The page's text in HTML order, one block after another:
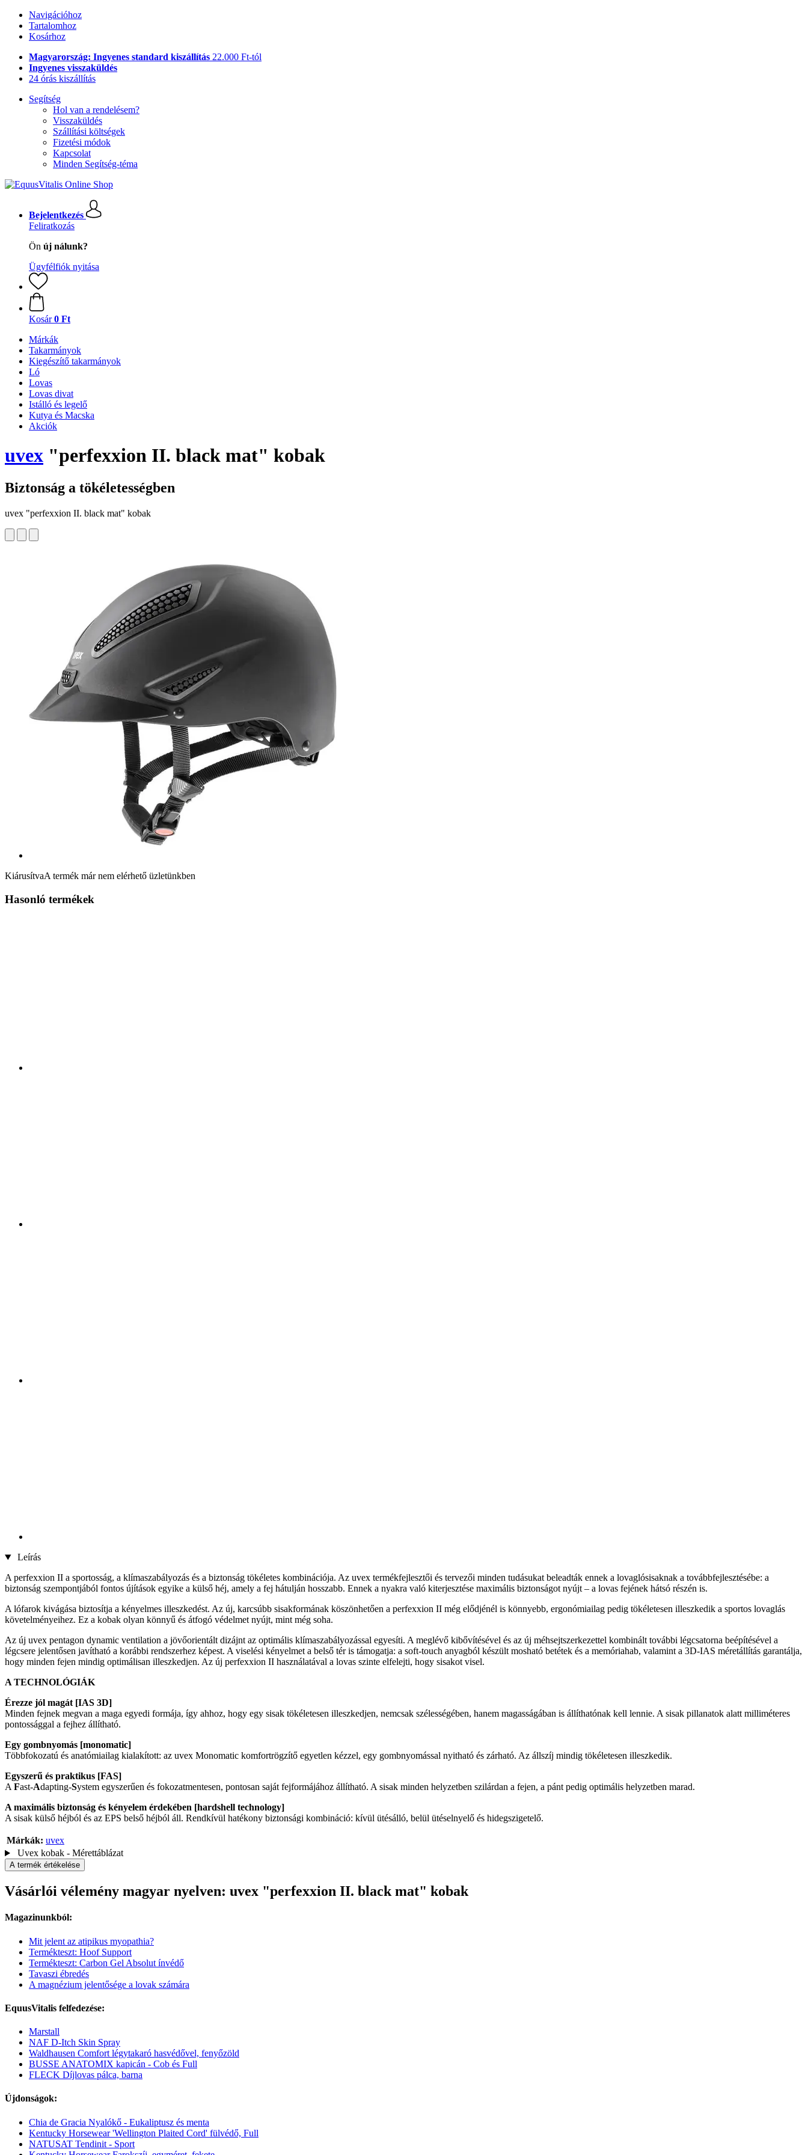
Navigációhoz
Tartalomhoz
Kosárhoz
Magyarország: Ingyenes standard kiszállítás 22.000 Ft-tól
Ingyenes visszaküldés
24 órás kiszállítás
Segítség
Hol van a rendelésem?
Visszaküldés
Szállítási költségek
Fizetési módok
Kapcsolat
Minden Segítség-téma
Bejelentkezés
Feliratkozás
Ön új nálunk?
Ügyfélfiók nyitása
Kosár 0 Ft
Márkák
Takarmányok
Kiegészítő takarmányok
Ló
Lovas
Lovas divat
Istálló és legelő
Kutya és Macska
Akciók
uvex "perfexxion II. black mat" kobak
Biztonság a tökéletességben
uvex "perfexxion II. black mat" kobak
KiárusítvaA termék már nem elérhető üzletünkben
Hasonló termékek
Leírás
A perfexxion II a sportosság, a klímaszabályozás és a biztonság tökéletes kombinációja. Az uvex termékfejlesztői és tervezői minden tudásukat beleadták ennek a lovaglósisaknak a továbbfejlesztésébe: a
biztonság szempontjából fontos újítások egyike a külső héj, amely a fej hátulján hosszabb. Ennek a nyakra való kiterjesztése maximális biztonságot nyújt – a lovas fejének hátsó részén is.
A lófarok kivágása biztosítja a kényelmes illeszkedést. Az új, karcsúbb sisakformának köszönhetően a perfexxion II még elődjénél is könnyebb, ergonómiailag pedig tökéletesen illeszkedik a sportos lovaglás
követelményeihez. Ez a kobak olyan könnyű és átfogó védelmet nyújt, mint még soha.
Az új uvex pentagon dynamic ventilation a jövőorientált dizájnt az optimális klímaszabályozással egyesíti. A meglévő kibővítésével és az új méhsejtszerkezettel kombinált további légcsatorna beépítésével a
légcsere jelentősen javítható a korábbi rendszerhez képest. A viselési kényelmet a belső tér is támogatja: a soft-touch anyagból készült mosható betétek és a memóriahab, valamint a 3D-IAS méretállítás garantálja,
hogy minden fejen mindig optimálisan illeszkedjen. Az új perfexxion II használatával a lovas szinte elfelejti, hogy sisakot visel.
A TECHNOLÓGIÁK
Érezze jól magát [IAS 3D]
Minden fejnek megvan a maga egyedi formája, így ahhoz, hogy egy sisak tökéletesen illeszkedjen, nemcsak szélességében, hanem magasságában is állíthatónak kell lennie. A sisak pillanatok alatt milliméteres
pontossággal a fejhez állítható.
Egy gombnyomás [monomatic]
Többfokozatú és anatómiailag kialakított: az uvex Monomatic komfortrögzítő egyetlen kézzel, egy gombnyomással nyitható és zárható. Az állszíj mindig tökéletesen illeszkedik.
Egyszerű és praktikus [FAS]
A Fast-Adapting-System egyszerűen és fokozatmentesen, pontosan saját fejformájához állítható. A sisak minden helyzetben szilárdan a fejen, a pánt pedig optimális helyzetben marad.
A maximális biztonság és kényelem érdekében [hardshell technology]
A sisak külső héjból és az EPS belső héjból áll. Rendkívül hatékony biztonsági kombináció: kívül ütésálló, belül ütéselnyelő és hidegszigetelő.
Márkák: uvex
Uvex kobak - Mérettáblázat
A termék értékelése
Vásárlói vélemény magyar nyelven: uvex "perfexxion II. black mat" kobak
Magazinunkból:
Mit jelent az atipikus myopathia?
Termékteszt: Hoof Support
Termékteszt: Carbon Gel Absolut ínvédő
Tavaszi ébredés
A magnézium jelentősége a lovak számára
EquusVitalis felfedezése:
Marstall
NAF D-Itch Skin Spray
Waldhausen Comfort légytakaró hasvédővel, fenyőzöld
BUSSE ANATOMIX kapicán - Cob és Full
FLECK Díjlovas pálca, barna
Újdonságok:
Chia de Gracia Nyalókő - Eukaliptusz és menta
Kentucky Horsewear 'Wellington Plaited Cord' fülvédő, Full
NATUSAT Tendinit - Sport